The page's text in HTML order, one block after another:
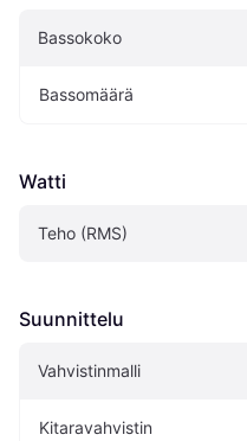
Bassokoko
Bassomäärä
Watti
Teho (RMS)
Suunnittelu
Vahvistinmalli
Kitaravahvistin